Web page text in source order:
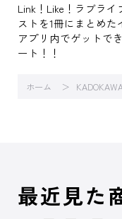
Link！Like！ラブラ
ストを1冊にまとめた
アプリ内でゲットで
ート！！
ホーム
最近見た